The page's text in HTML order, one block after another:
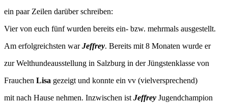
ein paar Zeilen darüber schreiben:
Vier von euch fünf wurden bereits ein- bzw. mehrmals ausgestellt.
Am erfolgreichsten warJeffrey. Bereits mit 8 Monaten wurde er
zur Welthundeausstellung in Salzburg in der Jüngstenklasse von
Frauchen Lisa gezeigt und konnte ein vv (vielversprechend)
mit nach Hause nehmen. Inzwischen ist Jeffrey Jugendchampion